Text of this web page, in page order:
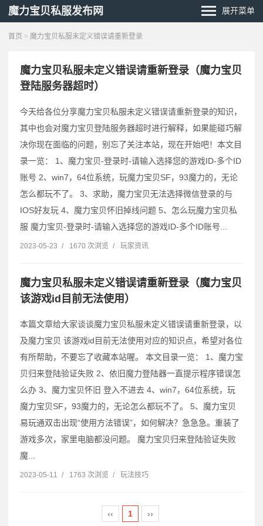
魔力宝贝私服发布网 展开菜单
首页 > 魔力宝贝私服未定义错误请重新登录
魔力宝贝私服未定义错误请重新登录（魔力宝贝
登陆服务器超时）
今天给各位分享魔力宝贝私服未定义错误请重新登录的知识，
其中也会对魔力宝贝登陆服务器超时进行解释，如果能碰巧解
决你现在面临的问题，别忘了关注本站，现在开始吧！本文目
录一览： 1、魔力宝贝-登录时-请输入选择您的游戏ID-多个ID
账号 2、win7，64位系统，玩魔力宝贝SF，93魔力的，无论
怎么都玩不了。 3、求助，魔力宝贝无法选择微信登录的与
IOS好友玩 4、魔力宝贝怀旧掉线问题 5、怎么玩魔力宝贝私
服 魔力宝贝-登录时-请输入选择您的游戏ID-多个ID账号...
2023-05-23 / 1670 次浏览 / 玩家资讯
魔力宝贝私服未定义错误请重新登录（魔力宝贝
该游戏id目前无法使用）
本篇文章给大家谈谈魔力宝贝私服未定义错误请重新登录，以
及魔力宝贝 该游戏id目前无法使用对应的知识点，希望对各位
有所帮助，不要忘了收藏本站喔。 本文目录一览： 1、魔力宝
贝归来登陆验证失败 2、依旧魔力登陆器一直提示程序错误怎
么办 3、魔力宝贝怀旧 登入不进去 4、win7，64位系统，玩
魔力宝贝SF，93魔力的，无论怎么都玩不了。 5、魔力宝贝
易玩通双击出现“使用方法错误”，如何解决？急急急。重装了
游戏多次，家里电脑都没问题。 魔力宝贝归来登陆验证失败
魔...
2023-05-11 / 1763 次浏览 / 玩法技巧
‹‹ 1 ››